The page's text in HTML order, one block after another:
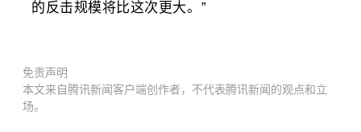
的反击规模将比这次更大。”
免责声明
本文来自腾讯新闻客户端创作者，不代表腾讯新闻的观点和立
场。